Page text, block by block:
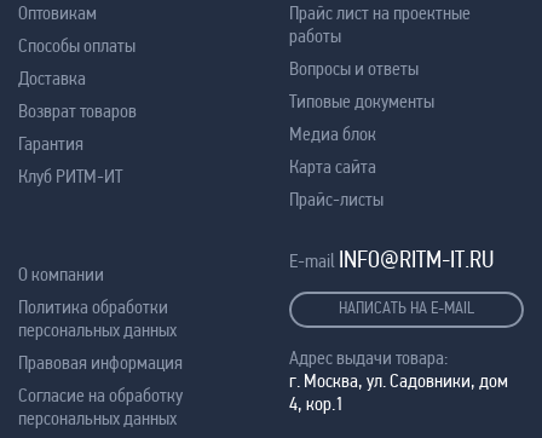
Оптовикам
Способы оплаты
Доставка
Возврат товаров
Гарантия
Клуб РИТМ-ИТ
Прайс лист на проектные
работы
Вопросы и ответы
Типовые документы
Медиа блок
Карта сайта
Прайс-листы
О компании
Политика обработки
персональных данных
Правовая информация
Согласие на обработку
персональных данных
E-mail INFO@RITM-IT.RU
НАПИСАТЬ НА E-MAIL
Адрес выдачи товара:
г. Москва, ул. Садовники, дом
4, кор.1